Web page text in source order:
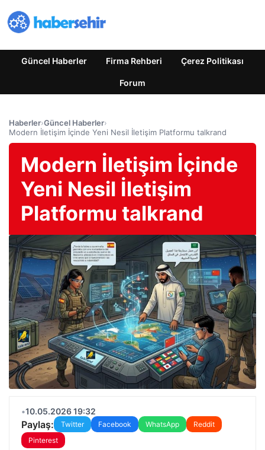
Güncel Haberler Firma Rehberi Çerez Politikası
Forum
Haberler›Güncel Haberler›
Modern İletişim İçinde Yeni Nesil İletişim Platformu talkrand
Modern İletişim İçinde
Yeni Nesil İletişim
Platformu talkrand
•10.05.2026 19:32
Paylaş: Twitter Facebook WhatsApp
Reddit
Pinterest